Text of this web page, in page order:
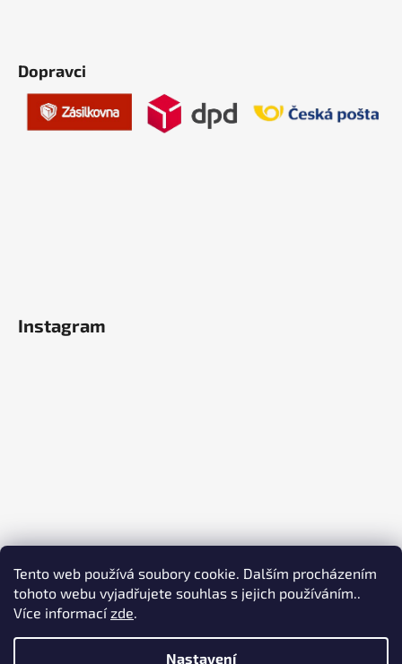
Tento web používá soubory cookie. Dalším procházením
tohoto webu vyjadřujete souhlas s jejich používáním..
Více informacízde.
Nastavení
Dopravci
Instagram
Sledovat na Instagramu